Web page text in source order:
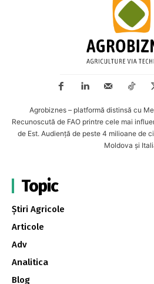
Agrobiznes – platformă distinsă cu
Recunoscută de FAO printre cele mai
de Est. Audiență de peste 4 milioane de
Moldova și
Topic
Știri Agricole
Articole
Adv
Analitica
Blog